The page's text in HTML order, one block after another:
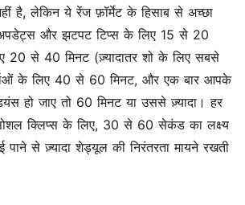
है, लेकिन ये रेंज फ़ॉर्मेट के हिसाब से अच्छा
और झटपट टिप्स के लिए 15 से 20
20 से 40 मिनट (ज़्यादातर शो के लिए सबसे
के लिए 40 से 60 मिनट, और एक बार आपके
हो जाए तो 60 मिनट या उससे ज़्यादा। हर
क्लिप्स के लिए, 30 से 60 सेकंड का लक्ष्य
से ज़्यादा शेड्यूल की निरंतरता मायने रखती